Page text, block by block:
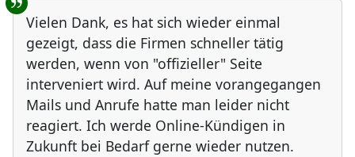
Vielen Dank, es hat sich wieder einmal
gezeigt, dass die Firmen schneller tätig
werden, wenn von "offizieller" Seite
interveniert wird. Auf meine vorangegangen
Mails und Anrufe hatte man leider nicht
reagiert. Ich werde Online-Kündigen in
Zukunft bei Bedarf gerne wieder nutzen.